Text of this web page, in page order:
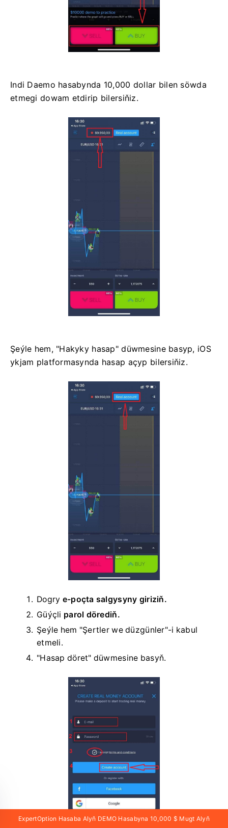
Indi Daemo hasabynda 10,000 dollar bilen söwda
etmegi dowam etdirip bilersiňiz.
Şeýle hem, "Hakyky hasap" düwmesine basyp, iOS
ykjam platformasynda hasap açyp bilersiňiz.
Dogry e-poçta salgysyny giriziň.
Güýçli parol dörediň.
Şeýle hem "Şertler we düzgünler"-i kabul
etmeli.
"Hasap döret" düwmesine basyň.
ExpertOption Hasaba Alyň DEMO Hasabyna 10,000 $ Mugt Alyň